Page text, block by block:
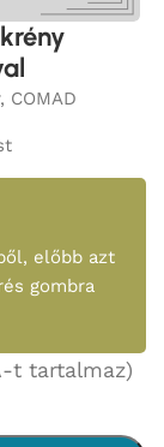
, COMAD
előbb azt
gombra
t tartalmaz)